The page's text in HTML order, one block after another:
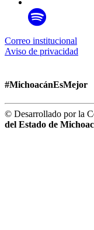
Correo institucional
Aviso de privacidad
#MichoacánEsMejor
© Desarrollado por la
del Estado de